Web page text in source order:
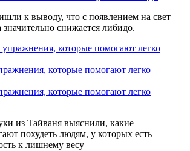
к выводу, что с появлением на свет
снижается либидо.
которые помогают легко
которые помогают легко
из Тайваня выяснили, какие
похудеть людям, у которых есть
к лишнему весу